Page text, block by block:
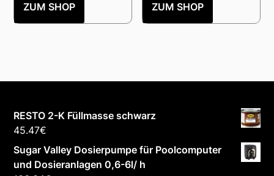
ZUM SHOP ZUM SHOP
RESTO 2-K Füllmasse schwarz
45.47€
Sugar Valley Dosierpumpe für Poolcomputer
und Dosieranlagen 0,6-6l/ h